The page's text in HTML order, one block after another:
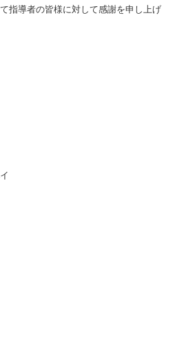
指導者の皆様に対して感謝を申し上げ